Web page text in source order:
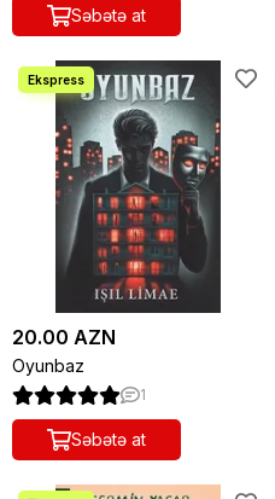
Səbətə at
20.00 AZN
Oyunbaz
1
Səbətə at